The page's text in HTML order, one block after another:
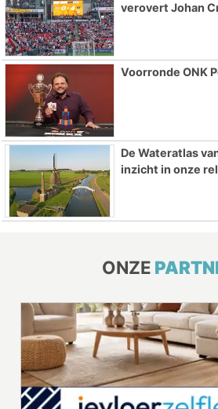
verovert Johan
Voorronde ONK
De Wateratlas
inzicht in onze
ONZE